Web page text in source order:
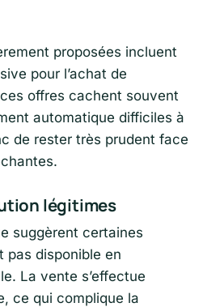
proposées incluent
pour l’achat de
offres cachent souvent
automatique difficiles à
de rester très prudent face
légitimes
suggèrent certaines
pas disponible en
La vente s’effectue
ce qui complique la